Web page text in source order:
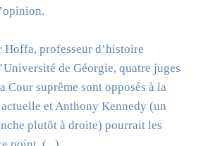
Hoffa, professeur d’histoire
de Géorgie, quatre juges
Cour suprême sont opposés à la
et Anthony Kennedy (un
plutôt à droite) pourrait les